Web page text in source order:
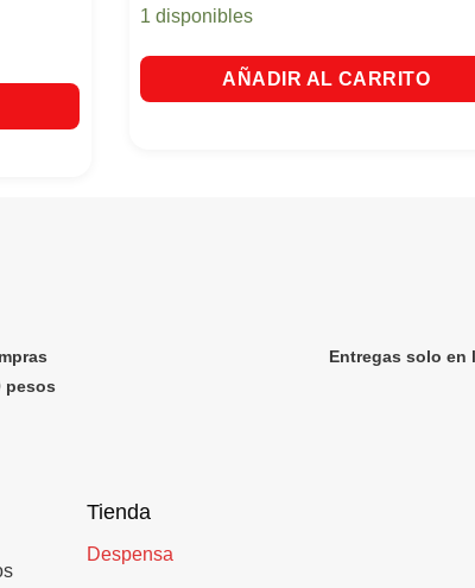
300 Ml cantidad
1 disponibles
AÑADIR AL CARRITO
pesos
Entregas solo en
Tienda
Despensa